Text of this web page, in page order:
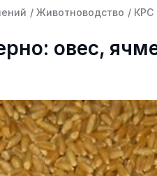
/ Животноводство / КРС
овес,